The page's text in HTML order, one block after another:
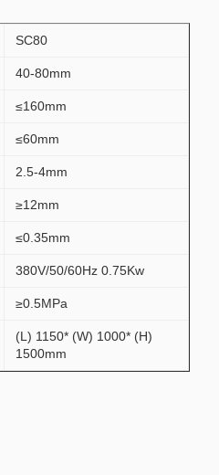
SC80
40-80mm
≤160mm
≤60mm
2.5-4mm
≥12mm
≤0.35mm
380V/50/60Hz 0.75Kw
≥0.5MPa
(L) 1150* (W) 1000* (H)
1500mm